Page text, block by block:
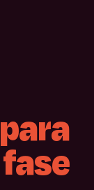
para
fase